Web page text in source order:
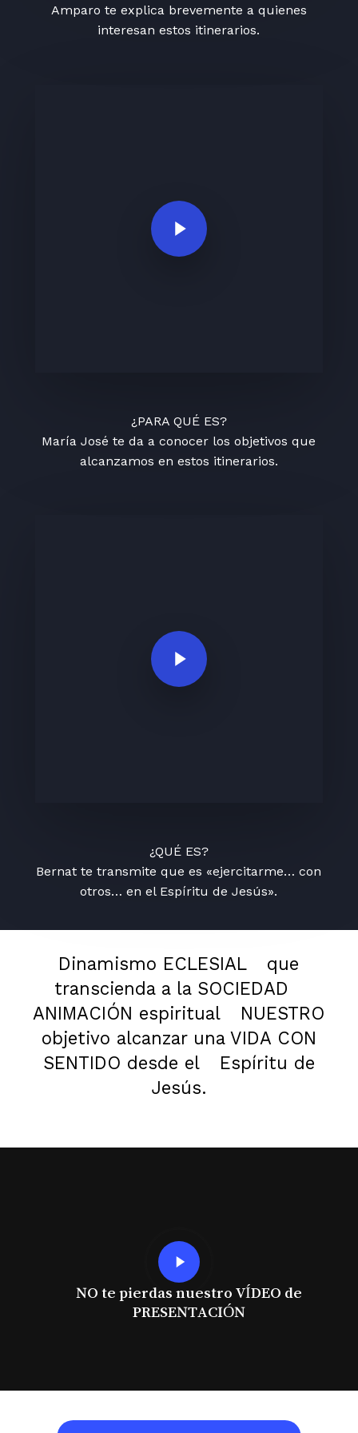
Amparo te explica brevemente a quienes
interesan estos itinerarios.
Play Video
¿PARA QUÉ ES?
María José te da a conocer los objetivos que
alcanzamos en estos itinerarios.
Play Video
¿QUÉ ES?
Bernat te transmite que es «ejercitarme… con
otros… en el Espíritu de Jesús».
Dinamismo ECLESIAL
que
transcienda a la SOCIEDAD
ANIMACIÓN espiritual
NUESTRO
objetivo alcanzar una VIDA CON
SENTIDO desde el
Espíritu de
Jesús.
Play
Video
NO te pierdas nuestro VÍDEO de
PRESENTACIÓN